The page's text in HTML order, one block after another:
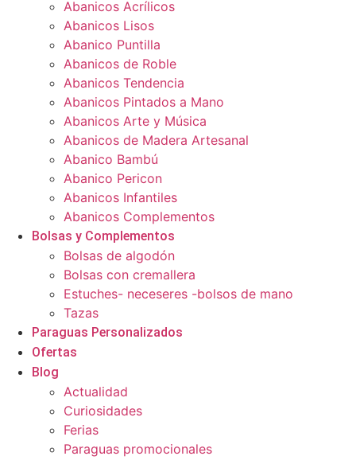
Abanicos Acrílicos
Abanicos Lisos
Abanico Puntilla
Abanicos de Roble
Abanicos Tendencia
Abanicos Pintados a Mano
Abanicos Arte y Música
Abanicos de Madera Artesanal
Abanico Bambú
Abanico Pericon
Abanicos Infantiles
Abanicos Complementos
Bolsas y Complementos
Bolsas de algodón
Bolsas con cremallera
Estuches- neceseres -bolsos de mano
Tazas
Paraguas Personalizados
Ofertas
Blog
Actualidad
Curiosidades
Ferias
Paraguas promocionales